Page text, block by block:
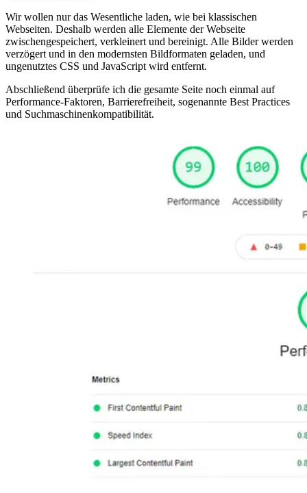
Wir wollen nur das Wesentliche laden, wie bei klassischen
Webseiten. Deshalb werden alle Elemente der Webseite
zwischengespeichert, verkleinert und bereinigt. Alle Bilder werden
verzögert und in den modernsten Bildformaten geladen, und
ungenutztes CSS und JavaScript wird entfernt.
Abschließend überprüfe ich die gesamte Seite noch einmal auf
Performance-Faktoren, Barrierefreiheit, sogenannte Best Practices
und Suchmaschinenkompatibilität.